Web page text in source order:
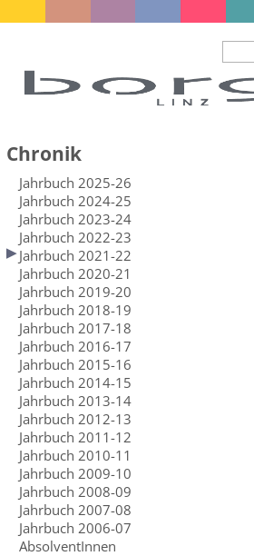
Chronik
Jahrbuch 2025-26
Jahrbuch 2024-25
Jahrbuch 2023-24
Jahrbuch 2022-23
Jahrbuch 2021-22
Jahrbuch 2020-21
Jahrbuch 2019-20
Jahrbuch 2018-19
Jahrbuch 2017-18
Jahrbuch 2016-17
Jahrbuch 2015-16
Jahrbuch 2014-15
Jahrbuch 2013-14
Jahrbuch 2012-13
Jahrbuch 2011-12
Jahrbuch 2010-11
Jahrbuch 2009-10
Jahrbuch 2008-09
Jahrbuch 2007-08
Jahrbuch 2006-07
AbsolventInnen